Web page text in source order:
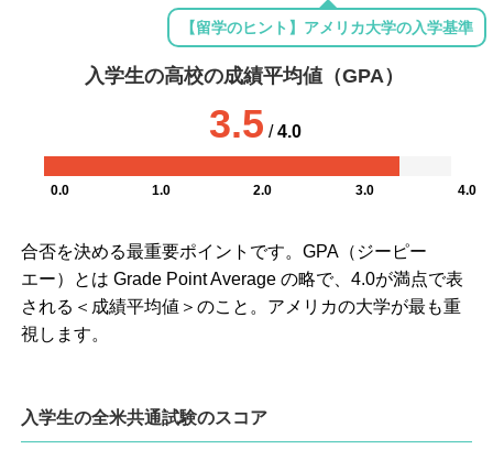
【留学のヒント】アメリカ大学の入学基準
入学生の高校の成績平均値（GPA）
3.5 /4.0
0.0 1.0 2.0 3.0 4.0
合否を決める最重要ポイントです。GPA（ジーピー
エー）とは Grade Point Average の略で、4.0が満点で表
される＜成績平均値＞のこと。アメリカの大学が最も重
視します。
入学生の全米共通試験のスコア